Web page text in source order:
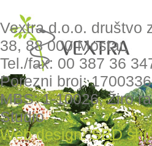
Vextra d.o.o. društvo
38, 88 000 Mostar,
Tel./fax: 00 387 36
Porezni broj:
MBS: 1-10026, Žiro
Studio
Web design: SBD